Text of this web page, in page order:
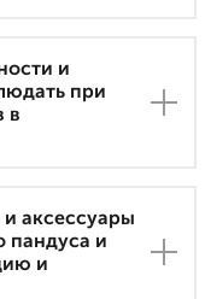
и
при
в
аксессуары
пандуса и
и